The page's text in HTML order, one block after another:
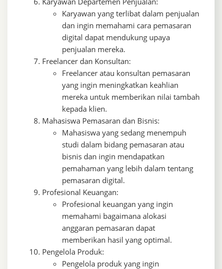
Karyawan yang terlibat dalam penjualan
dan ingin memahami cara pemasaran
digital dapat mendukung upaya
penjualan mereka.
Freelancer dan Konsultan:
Freelancer atau konsultan pemasaran
yang ingin meningkatkan keahlian
mereka untuk memberikan nilai tambah
kepada klien.
Mahasiswa Pemasaran dan Bisnis:
Mahasiswa yang sedang menempuh
studi dalam bidang pemasaran atau
bisnis dan ingin mendapatkan
pemahaman yang lebih dalam tentang
pemasaran digital.
Profesional Keuangan:
Profesional keuangan yang ingin
memahami bagaimana alokasi
anggaran pemasaran dapat
memberikan hasil yang optimal.
Pengelola Produk:
Pengelola produk yang ingin